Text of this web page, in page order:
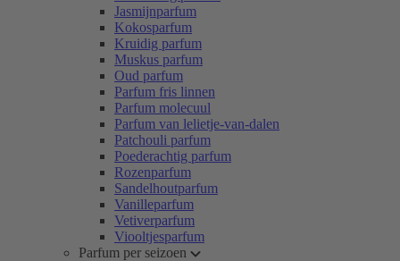
Jasmijnparfum
Kokosparfum
Kruidig parfum
Muskus parfum
Oud parfum
Parfum fris linnen
Parfum molecuul
Parfum van lelietje-van-dalen
Patchouli parfum
Poederachtig parfum
Rozenparfum
Sandelhoutparfum
Vanilleparfum
Vetiverparfum
Viooltjesparfum
Parfum per seizoen